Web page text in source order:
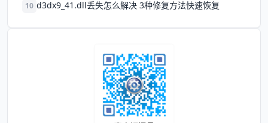
10 d3dx9_41.dll丢失怎么解决 3种修复方法快速恢复